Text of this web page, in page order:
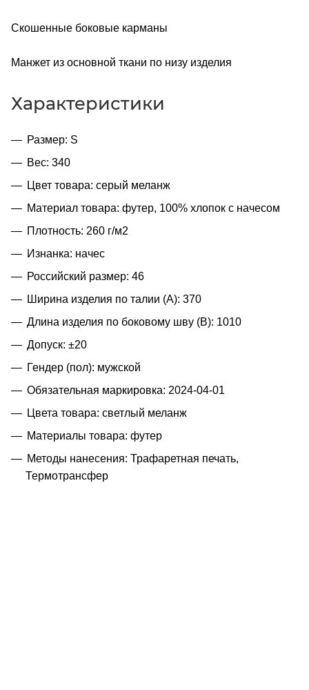
Скошенные боковые карманы
Манжет из основной ткани по низу изделия
Характеристики
Размер: S
Вес: 340
Цвет товара: серый меланж
Материал товара: футер, 100% хлопок с начесом
Плотность: 260 г/м2
Изнанка: начес
Российский размер: 46
Ширина изделия по талии (A): 370
Длина изделия по боковому шву (B): 1010
Допуск: ±20
Гендер (пол): мужской
Обязательная маркировка: 2024-04-01
Цвета товара: светлый меланж
Материалы товара: футер
Методы нанесения: Трафаретная печать,
Термотрансфер